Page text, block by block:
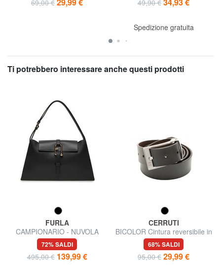
69,00 € 49,90 €
Spedizione gratuita
Ti potrebbero interessare anche questi prodotti
FURLA
CAMPIONARIO - NUVOLA
Borsa semirigida in pelle
72% SALDI
495,00 € 139,99 €
CERRUTI
BICOLOR Cintura reversibile in
pelle
68% SALDI
95,00 € 29,99 €